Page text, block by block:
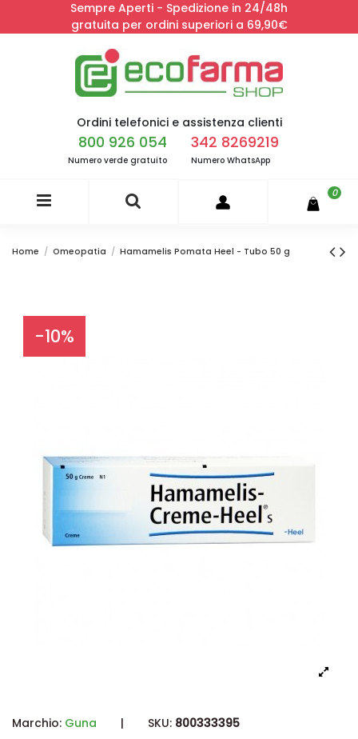
Sempre Aperti - Spedizione in 24/48h
gratuita per ordini superiori a 69,90€
Ordini telefonici e assistenza clienti
800 926 054
Numero verde gratuito
342 8269219
Numero WhatsApp
0
Home Omeopatia Hamamelis Pomata Heel - Tubo 50 g
-10%
Marchio: Guna | SKU: 800333395